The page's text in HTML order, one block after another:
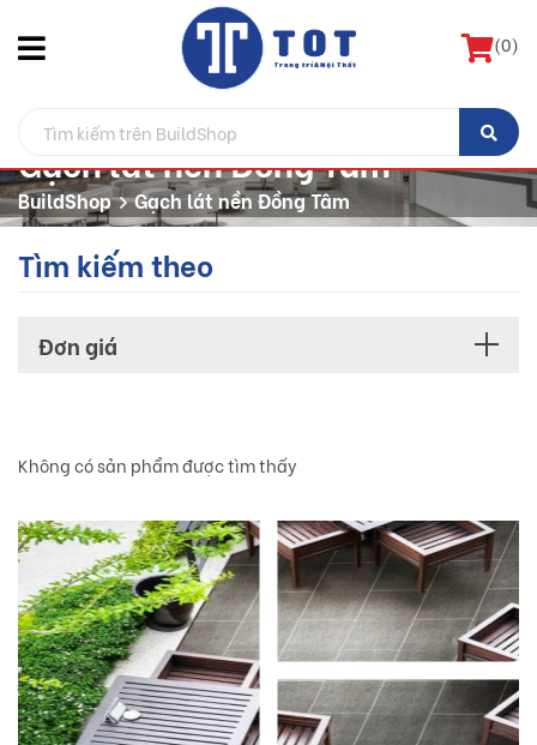
(0)
Gạch lát nền Đồng Tâm
BuildShop Gạch lát nền Đồng Tâm
Tìm kiếm theo
Đơn giá
Không có sản phẩm được tìm thấy